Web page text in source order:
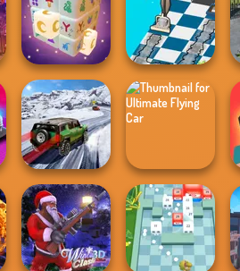
3D Free Kick
World Cup 18
Worm Out: Brain
Teaser Games
Mystic Mahjong
SUV Snow
Driving 3D
Ultimate Flying
Car